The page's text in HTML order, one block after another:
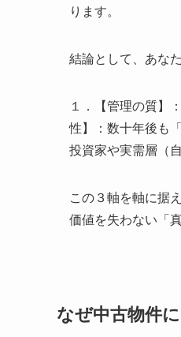
ります。
結論として、あな
１．【管理の質】
性】：数十年後も
投資家や実需層（
この３軸を軸に据
価値を失わない「
なぜ中古物件